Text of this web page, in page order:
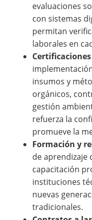
evaluaciones
con sistemas
permitan
laborales en
insumos y
orgánicos,
gestión
refuerza la
promueve la
Formación y
de aprendizaje
capacitación
instituciones
nuevas
tradicionales.